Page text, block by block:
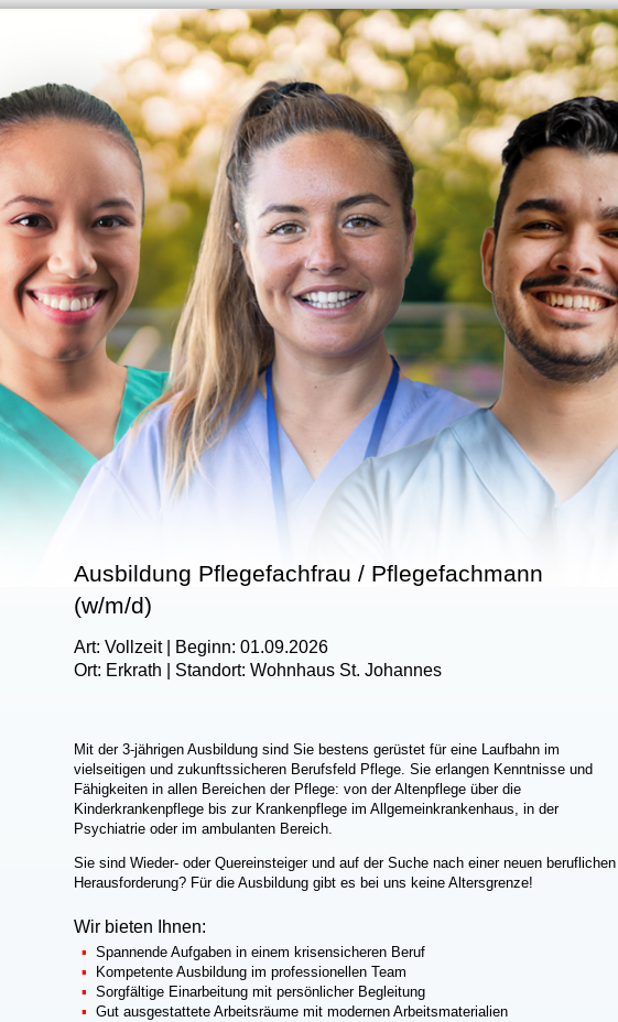
Ausbildung Pflegefachfrau / Pflegefachmann
(w/m/d)
Art: Vollzeit | Beginn: 01.09.2026
Ort: Erkrath | Standort: Wohnhaus St. Johannes
Mit der 3-jährigen Ausbildung sind Sie bestens gerüstet für eine Laufbahn im
vielseitigen und zukunftssicheren Berufsfeld Pflege. Sie erlangen Kenntnisse und
Fähigkeiten in allen Bereichen der Pflege: von der Altenpflege über die
Kinderkrankenpflege bis zur Krankenpflege im Allgemeinkrankenhaus, in der
Psychiatrie oder im ambulanten Bereich.
Sie sind Wieder- oder Quereinsteiger und auf der Suche nach einer neuen beruflichen
Herausforderung? Für die Ausbildung gibt es bei uns keine Altersgrenze!
Wir bieten Ihnen:
Spannende Aufgaben in einem krisensicheren Beruf
Kompetente Ausbildung im professionellen Team
Sorgfältige Einarbeitung mit persönlicher Begleitung
Gut ausgestattete Arbeitsräume mit modernen Arbeitsmaterialien